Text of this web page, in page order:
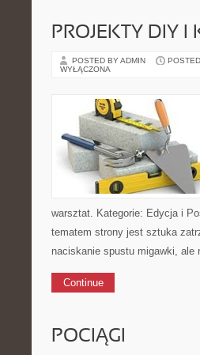
PROJEKTY DIY I
POSTED BY ADMIN
WYŁĄCZONA
warsztat. Kategorie: Edycja i
tematem strony jest sztuka
naciskanie spustu migawki, ale
Continue
POCIĄGI